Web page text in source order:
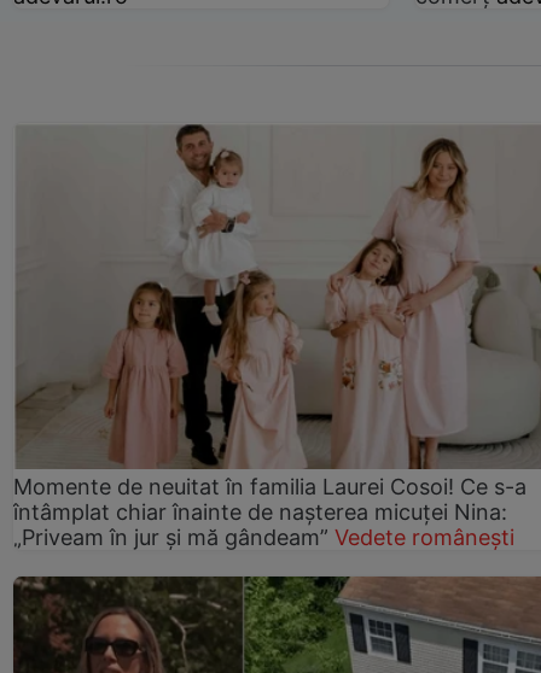
Momente de neuitat în familia Laurei Cosoi! Ce s-a
întâmplat chiar înainte de nașterea micuței Nina:
„Priveam în jur și mă gândeam” Vedete românești